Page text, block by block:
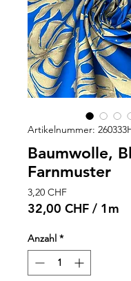
Artikelnummer:
Baumwolle,
Farnmuster
3,20 CHFPreis
32,00 CHF / 1m
pro
1
Meter
Anzahl *